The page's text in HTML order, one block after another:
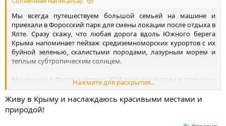
Мы всегда путешествуем большой семьей на машине и
приехали в Форосский парк для смены локации после отдыха в
Ялте. Сразу скажу, что любая дорога вдоль Южного берега
Крыма напоминает пейзаж средиземноморских курортов с их
буйной зеленью, скалистыми породами, лазурным морем и
теплым субтропическим солнцем.
Мы ездили в Форос в апреле 2024 года. Но погода в этом году
радует теплом, так что мы чувствовали, что лето уже не за
горами. Тяжелая зима с простудными заболеваниями дала о
себе знать. Так что, по совету местных жителей мы
отправились гулять по Форосскому парку. Нужно было
Нажмите для раскрытия...
Живу в Крыму и наслаждаюсь красивыми местами и
природой!